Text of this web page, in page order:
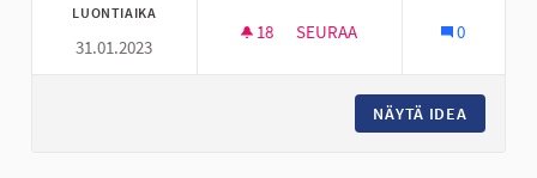
LUONTIAIKA
31.01.2023
18 18 SEURAAJAA
SEURAA 0
NÄYTÄ IDEA